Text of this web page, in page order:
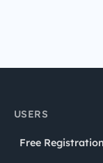
USERS
Free Registration